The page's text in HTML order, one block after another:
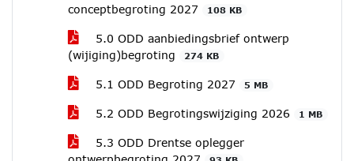
conceptbegroting 2027
108 KB
5.0 ODD aanbiedingsbrief ontwerp
(wijiging)begroting
274 KB
5.1 ODD Begroting 2027 5 MB
5.2 ODD Begrotingswijziging 2026 1 MB
5.3 ODD Drentse oplegger